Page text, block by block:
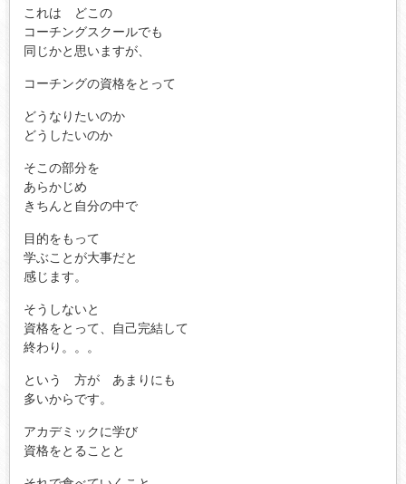
これは どこの
コーチングスクールでも
同じかと思いますが、
コーチングの資格をとって
どうなりたいのか
どうしたいのか
そこの部分を
あらかじめ
きちんと自分の中で
目的をもって
学ぶことが大事だと
感じます。
そうしないと
資格をとって、自己完結して
終わり。。。
という 方が あまりにも
多いからです。
アカデミックに学び
資格をとることと